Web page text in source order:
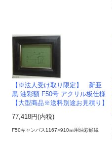
【※法人受け取り限定】 新亜
黒 油彩額 F50号 アクリル板仕様
【大型商品※送料別途お見積り】
77,418円(内税)
F50キャンバス1167×910㎜用油彩額縁